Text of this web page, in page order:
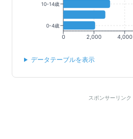
0 2,000 4,000
10-14歳
0-4歳
データテーブルを表示
スポンサーリンク